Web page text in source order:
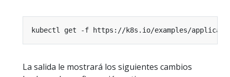
La salida le mostrará los siguientes cambios